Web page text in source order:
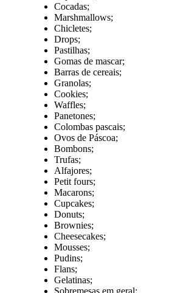
Cocadas;
Marshmallows;
Chicletes;
Drops;
Pastilhas;
Gomas de mascar;
Barras de cereais;
Granolas;
Cookies;
Waffles;
Panetones;
Colombas pascais;
Ovos de Páscoa;
Bombons;
Trufas;
Alfajores;
Petit fours;
Macarons;
Cupcakes;
Donuts;
Brownies;
Cheesecakes;
Mousses;
Pudins;
Flans;
Gelatinas;
Sobremesas em geral;